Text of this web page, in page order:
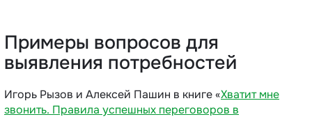
Примеры вопросов для
выявления потребностей
Игорь Рызов и Алексей Пашин в книге «Хватит мне
звонить. Правила успешных переговоров в